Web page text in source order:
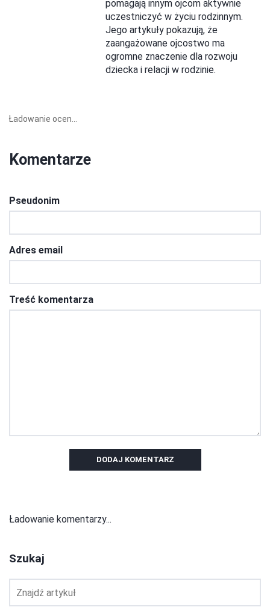
pomagają innym ojcom aktywnie
uczestniczyć w życiu rodzinnym.
Jego artykuły pokazują, że
zaangażowane ojcostwo ma
ogromne znaczenie dla rozwoju
dziecka i relacji w rodzinie.
Ładowanie ocen...
Komentarze
Pseudonim
Adres email
Treść komentarza
DODAJ KOMENTARZ
Ładowanie komentarzy...
Szukaj